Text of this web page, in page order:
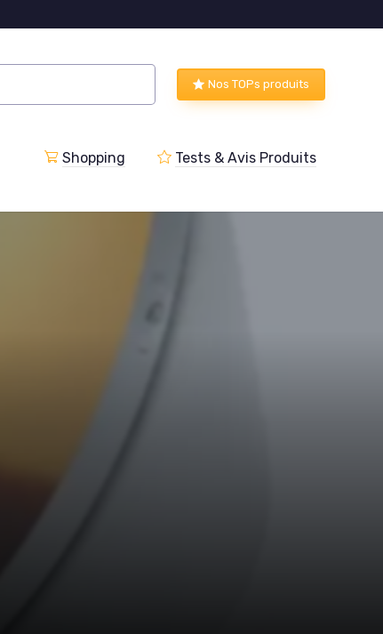
Nos TOPs produits
Shopping Tests & Avis Produits